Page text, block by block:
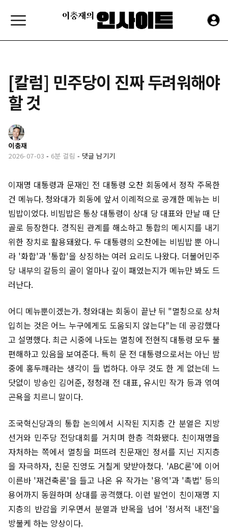
[칼럼] 민주당이 진짜 두려워해야
할 것
이충재
2026-07-03 - 6분 걸림 - 댓글 남기기
이재명 대통령과 문재인 전 대통령 오찬 회동에서 정작 주목한
건 메뉴다. 청와대가 회동에 앞서 이례적으로 공개한 메뉴는 비
빔밥이었다. 비빔밥은 통상 대통령이 상대 당 대표와 만날 때 단
골로 등장한다. 경직된 관계를 해소하고 통합의 메시지를 내기
위한 장치로 활용돼왔다. 두 대통령의 오찬에는 비빔밥 뿐 아니
라 '화합'과 '통합'을 상징하는 여러 요리도 나왔다. 더불어민주
당 내부의 갈등의 골이 얼마나 깊이 패였는지가 메뉴만 봐도 드
러난다.
어디 메뉴뿐이겠는가. 청와대는 회동이 끝난 뒤 "멸칭으로 상처
입히는 것은 어느 누구에게도 도움되지 않는다"는 데 공감했다
고 설명했다. 최근 시중에 나도는 멸칭에 전현직 대통령 모두 불
편해하고 있음을 보여준다. 특히 문 전 대통령으로서는 아닌 밤
중에 홍두깨라는 생각이 들 법하다. 아무 것도 한 게 없는데 느
닷없이 방송인 김어준, 정청래 전 대표, 유시민 작가 등과 엮여
곤욕을 치르니 말이다.
조국혁신당과의 통합 논의에서 시작된 지지층 간 분열은 지방
선거와 민주당 전당대회를 거치며 한층 격화됐다. 친이재명을
자처하는 쪽에서 멸칭을 퍼뜨려 친문재인 정서를 지닌 지지층
을 자극하자, 친문 진영도 거칠게 맞받아쳤다. 'ABC론'에 이어
이른바 '재건축론'을 들고 나온 유 작가는 '용역'과 '촉법' 등의
용어까지 동원하며 상대를 공격했다. 이런 발언이 친이재명 지
지층의 반감을 키우면서 분열과 반목을 넘어 '정서적 내전'을
방불케 하는 양상이다.